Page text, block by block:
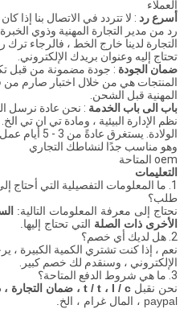
العملاء
أسرع رد : لا تتردد في الاتصال بنا إذا
رد من مدير التجارة المهنية وذوي الخبرة في
التجارة لدينا خارج الخط ، فالرجاء ترك
تحتاج إليه وعنوان بريدك الإلكتروني.
ضمان الجودة : جودة مضمونة من قبل
المنتجات هي من خلال اختبار صارم من
المهنية قبل الشحن.
باب الى باب الخدمة : نحن عادة نرسل
نظم الإدارة البيئية ، ومادة تي ان تي
الولادة.
يستغرق عادةً
وهو مناسب جدًا لنشاطك التجاري
oem المتاحة
التعليمات
1. ما المعلومات التفصيلية التي
طلب؟
نحتاج إلى معرفة المعلومات التالية:
الأخرى ذات الصلة التي تحتاج إليها.
2. هل لديك أي خصم؟
نعم ، إذا كنت تشتري الكمية الكبيرة ،
الإلكتروني ، وسنقدم لك خصم كبير.
3. ما هي شروط الدفع المتاحة؟
نحن نقبل t / t ، l / c ، ضمان التجارة ،
paypal ، المال
غرام ، الخ.